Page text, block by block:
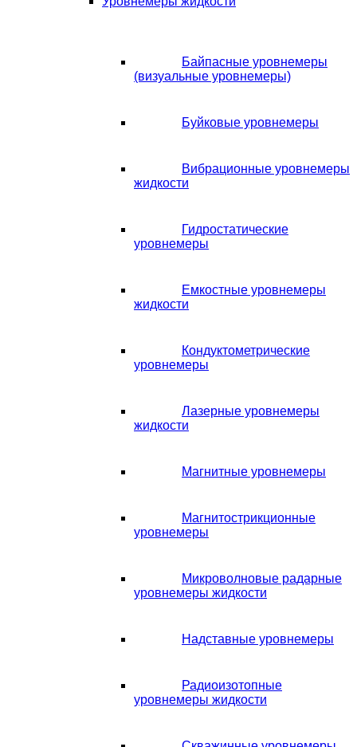
Байпасные уровнемеры
(визуальные уровнемеры)
Буйковые уровнемеры
Вибрационные уровнемеры
жидкости
Гидростатические
уровнемеры
Емкостные уровнемеры
жидкости
Кондуктометрические
уровнемеры
Лазерные уровнемеры
жидкости
Магнитные уровнемеры
Магнитострикционные
уровнемеры
Микроволновые радарные
уровнемеры жидкости
Надставные уровнемеры
Радиоизотопные
уровнемеры жидкости